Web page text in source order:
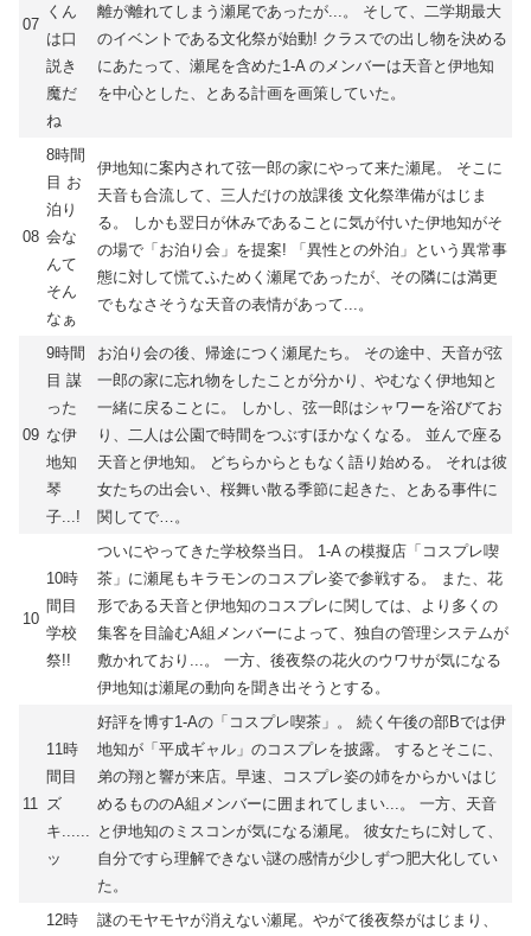
07
くん
は口
説き
魔だ
ね
離が離れてしまう瀬尾であったが...。 そして、二学期最大
のイベントである文化祭が始動! クラスでの出し物を決める
にあたって、瀬尾を含めた1-A のメンバーは天音と伊地知
を中心とした、とある計画を画策していた。
08
8時間
目 お
泊り
会な
んて
そん
なぁ
伊地知に案内されて弦一郎の家にやって来た瀬尾。 そこに
天音も合流して、三人だけの放課後 文化祭準備がはじま
る。 しかも翌日が休みであることに気が付いた伊地知がそ
の場で「お泊り会」を提案! 「異性との外泊」という異常事
態に対して慌てふためく瀬尾であったが、その隣には満更
でもなさそうな天音の表情があって...。
09
9時間
目 謀
った
な伊
地知
琴
子...!
お泊り会の後、帰途につく瀬尾たち。 その途中、天音が弦
一郎の家に忘れ物をしたことが分かり、やむなく伊地知と
一緒に戻ることに。 しかし、弦一郎はシャワーを浴びてお
り、二人は公園で時間をつぶすほかなくなる。 並んで座る
天音と伊地知。 どちらからともなく語り始める。 それは彼
女たちの出会い、桜舞い散る季節に起きた、とある事件に
関してで…。
10
10時
間目
学校
祭!!
ついにやってきた学校祭当日。 1-A の模擬店「コスプレ喫
茶」に瀬尾もキラモンのコスプレ姿で参戦する。 また、花
形である天音と伊地知のコスプレに関しては、より多くの
集客を目論むA組メンバーによって、独自の管理システムが
敷かれており...。 一方、後夜祭の花火のウワサが気になる
伊地知は瀬尾の動向を聞き出そうとする。
11
11時
間目
ズ
キ......
ッ
好評を博す1-Aの「コスプレ喫茶」。 続く午後の部Bでは伊
地知が「平成ギャル」のコスプレを披露。 するとそこに、
弟の翔と響が来店。早速、コスプレ姿の姉をからかいはじ
めるもののA組メンバーに囲まれてしまい...。 一方、天音
と伊地知のミスコンが気になる瀬尾。 彼女たちに対して、
自分ですら理解できない謎の感情が少しずつ肥大化してい
た。
12時
謎のモヤモヤが消えない瀬尾。やがて後夜祭がはじまり、